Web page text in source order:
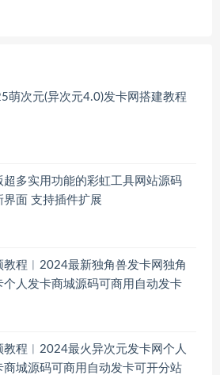
萌次元(异次元4.0)发卡网搭建教程
超多实用功能的彩虹工具网站源码
界面 支持插件扩展
教程︱2024最新独角兽发卡网独角
个人发卡商城源码可商用自动发卡
教程︱2024最火异次元发卡网个人
商城源码可商用自动发卡可开分站